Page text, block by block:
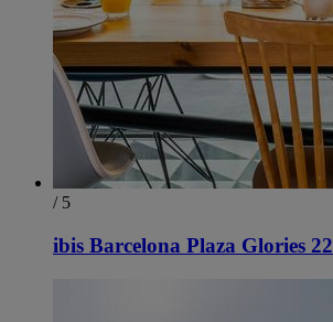
/ 5
ibis Barcelona Plaza Glories 22